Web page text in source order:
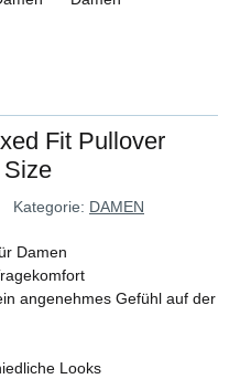
Fit Pullover
Kategorie: DAMEN
Damen
angenehmes Gefühl auf der
Looks